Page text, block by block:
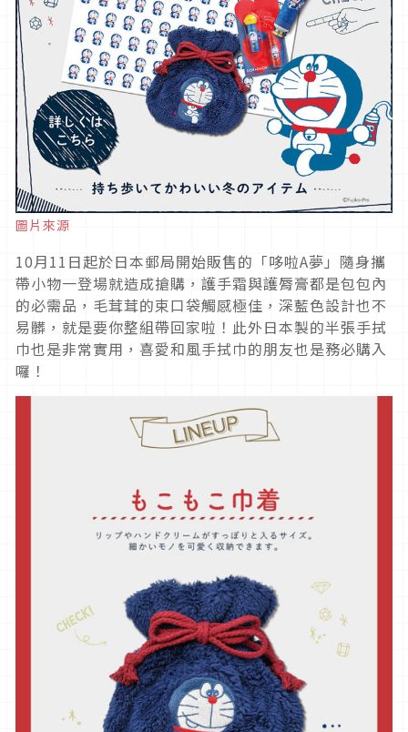
圖片來源
10月11日起於日本郵局開始販售的「哆啦A夢」隨身攜
帶小物一登場就造成搶購，護手霜與護脣膏都是包包內
的必需品，毛茸茸的束口袋觸感極佳，深藍色設計也不
易髒，就是要你整組帶回家啦！此外日本製的半張手拭
巾也是非常實用，喜愛和風手拭巾的朋友也是務必購入
囉！